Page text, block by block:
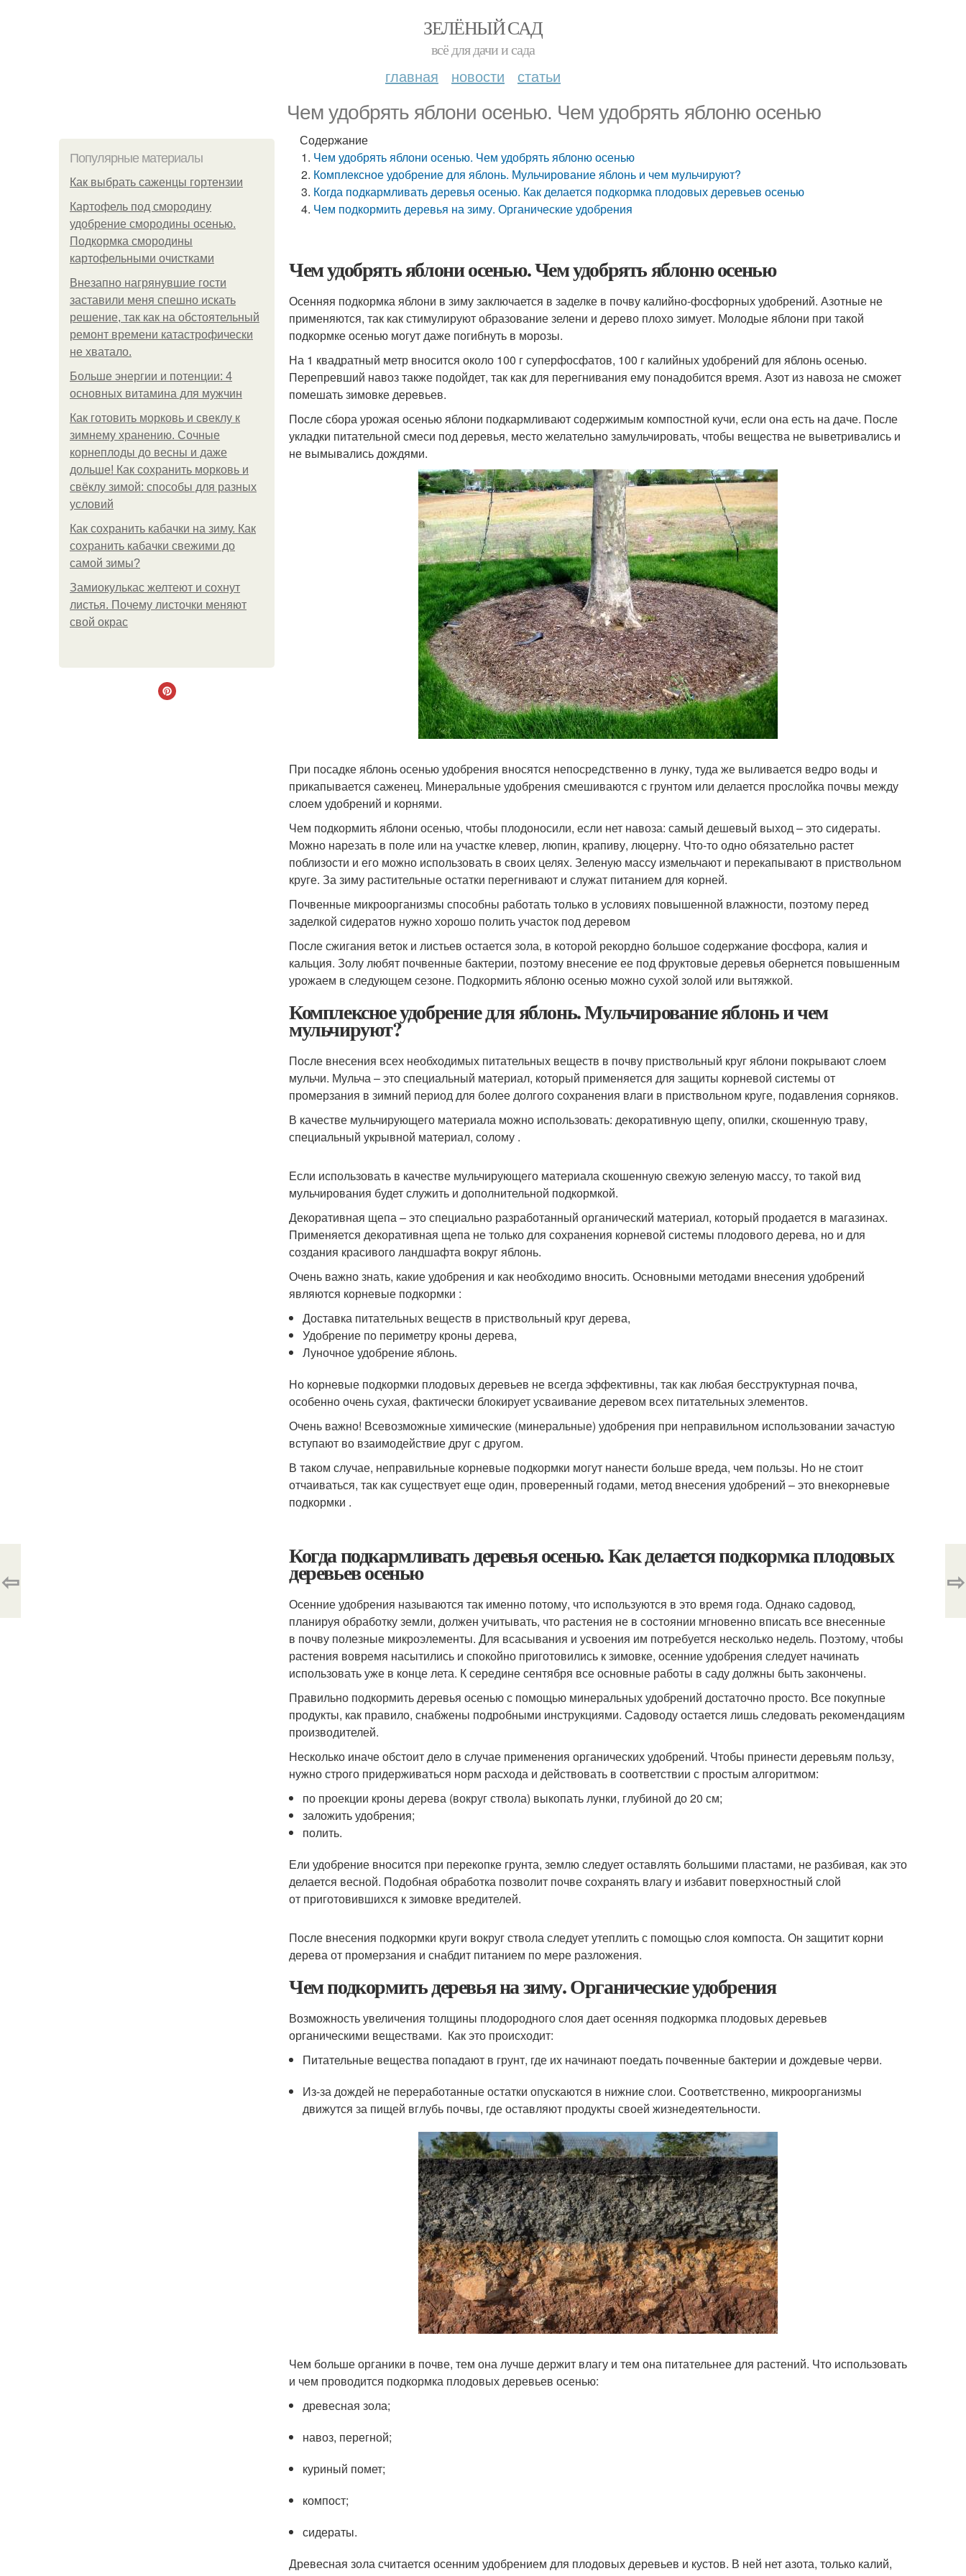
ЗЕЛЁНЫЙ САД
всё для дачи и сада
главная новости статьи
Чем удобрять яблони осенью. Чем удобрять яблоню осенью
Популярные материалы
Как выбрать саженцы гортензии
Картофель под смородину
удобрение смородины осенью.
Подкормка смородины
картофельными очистками
Внезапно нагрянувшие гости
заставили меня спешно искать
решение, так как на обстоятельный
ремонт времени катастрофически
не хватало.
Больше энергии и потенции: 4
основных витамина для мужчин
Как готовить морковь и свеклу к
зимнему хранению. Сочные
корнеплоды до весны и даже
дольше! Как сохранить морковь и
свёклу зимой: способы для разных
условий
Как сохранить кабачки на зиму. Как
сохранить кабачки свежими до
самой зимы?
Замиокулькас желтеют и сохнут
листья. Почему листочки меняют
свой окрас
Содержание
Чем удобрять яблони осенью. Чем удобрять яблоню осенью
Комплексное удобрение для яблонь. Мульчирование яблонь и чем мульчируют?
Когда подкармливать деревья осенью. Как делается подкормка плодовых деревьев осенью
Чем подкормить деревья на зиму. Органические удобрения
Чем удобрять яблони осенью. Чем удобрять яблоню осенью
Осенняя подкормка яблони в зиму заключается в заделке в почву калийно-фосфорных удобрений. Азотные не
применяются, так как стимулируют образование зелени и дерево плохо зимует. Молодые яблони при такой
подкормке осенью могут даже погибнуть в морозы.
На 1 квадратный метр вносится около 100 г суперфосфатов, 100 г калийных удобрений для яблонь осенью.
Перепревший навоз также подойдет, так как для перегнивания ему понадобится время. Азот из навоза не сможет
помешать зимовке деревьев.
После сбора урожая осенью яблони подкармливают содержимым компостной кучи, если она есть на даче. После
укладки питательной смеси под деревья, место желательно замульчировать, чтобы вещества не выветривались и
не вымывались дождями.
При посадке яблонь осенью удобрения вносятся непосредственно в лунку, туда же выливается ведро воды и
прикапывается саженец. Минеральные удобрения смешиваются с грунтом или делается прослойка почвы между
слоем удобрений и корнями.
Чем подкормить яблони осенью, чтобы плодоносили, если нет навоза: самый дешевый выход – это сидераты.
Можно нарезать в поле или на участке клевер, люпин, крапиву, люцерну. Что-то одно обязательно растет
поблизости и его можно использовать в своих целях. Зеленую массу измельчают и перекапывают в приствольном
круге. За зиму растительные остатки перегнивают и служат питанием для корней.
Почвенные микроорганизмы способны работать только в условиях повышенной влажности, поэтому перед
заделкой сидератов нужно хорошо полить участок под деревом
После сжигания веток и листьев остается зола, в которой рекордно большое содержание фосфора, калия и
кальция. Золу любят почвенные бактерии, поэтому внесение ее под фруктовые деревья обернется повышенным
урожаем в следующем сезоне. Подкормить яблоню осенью можно сухой золой или вытяжкой.
Комплексное удобрение для яблонь. Мульчирование яблонь и чем
мульчируют?
После внесения всех необходимых питательных веществ в почву приствольный круг яблони покрывают слоем
мульчи. Мульча – это специальный материал, который применяется для защиты корневой системы от
промерзания в зимний период для более долгого сохранения влаги в приствольном круге, подавления сорняков.
В качестве мульчирующего материала можно использовать: декоративную щепу, опилки, скошенную траву,
специальный укрывной материал, солому .
Если использовать в качестве мульчирующего материала скошенную свежую зеленую массу, то такой вид
мульчирования будет служить и дополнительной подкормкой.
Декоративная щепа – это специально разработанный органический материал, который продается в магазинах.
Применяется декоративная щепа не только для сохранения корневой системы плодового дерева, но и для
создания красивого ландшафта вокруг яблонь.
Очень важно знать, какие удобрения и как необходимо вносить. Основными методами внесения удобрений
являются корневые подкормки :
Доставка питательных веществ в приствольный круг дерева,
Удобрение по периметру кроны дерева,
Луночное удобрение яблонь.
Но корневые подкормки плодовых деревьев не всегда эффективны, так как любая бесструктурная почва,
особенно очень сухая, фактически блокирует усваивание деревом всех питательных элементов.
Очень важно! Всевозможные химические (минеральные) удобрения при неправильном использовании зачастую
вступают во взаимодействие друг с другом.
В таком случае, неправильные корневые подкормки могут нанести больше вреда, чем пользы. Но не стоит
отчаиваться, так как существует еще один, проверенный годами, метод внесения удобрений – это внекорневые
подкормки .
Когда подкармливать деревья осенью. Как делается подкормка плодовых
деревьев осенью
Осенние удобрения называются так именно потому, что используются в это время года. Однако садовод,
планируя обработку земли, должен учитывать, что растения не в состоянии мгновенно вписать все внесенные
в почву полезные микроэлементы. Для всасывания и усвоения им потребуется несколько недель. Поэтому, чтобы
растения вовремя насытились и спокойно приготовились к зимовке, осенние удобрения следует начинать
использовать уже в конце лета. К середине сентября все основные работы в саду должны быть закончены.
Правильно подкормить деревья осенью с помощью минеральных удобрений достаточно просто. Все покупные
продукты, как правило, снабжены подробными инструкциями. Садоводу остается лишь следовать рекомендациям
производителей.
Несколько иначе обстоит дело в случае применения органических удобрений. Чтобы принести деревьям пользу,
нужно строго придерживаться норм расхода и действовать в соответствии с простым алгоритмом:
по проекции кроны дерева (вокруг ствола) выкопать лунки, глубиной до 20 см;
заложить удобрения;
полить.
Ели удобрение вносится при перекопке грунта, землю следует оставлять большими пластами, не разбивая, как это
делается весной. Подобная обработка позволит почве сохранять влагу и избавит поверхностный слой
от приготовившихся к зимовке вредителей.
После внесения подкормки круги вокруг ствола следует утеплить с помощью слоя компоста. Он защитит корни
дерева от промерзания и снабдит питанием по мере разложения.
Чем подкормить деревья на зиму. Органические удобрения
Возможность увеличения толщины плодородного слоя дает осенняя подкормка плодовых деревьев
органическими веществами. Как это происходит:
Питательные вещества попадают в грунт, где их начинают поедать почвенные бактерии и дождевые черви.
Из-за дождей не переработанные остатки опускаются в нижние слои. Соответственно, микроорганизмы
движутся за пищей вглубь почвы, где оставляют продукты своей жизнедеятельности.
Чем больше органики в почве, тем она лучше держит влагу и тем она питательнее для растений. Что использовать
и чем проводится подкормка плодовых деревьев осенью:
древесная зола;
навоз, перегной;
куриный помет;
компост;
сидераты.
Древесная зола считается осенним удобрением для плодовых деревьев и кустов. В ней нет азота, только калий,
⇦ ⇨